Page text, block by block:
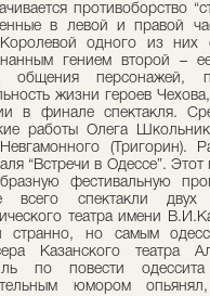
противоборство
в левой и правой
одного из них
гением второй –
общения персонажей,
жизни героев
в финале спектакля.
работы Олега
(Тригорин).
“Встречи в Одессе”.
фестивальную
всего спектакли двух
театра имени
странно, но самым
Казанского театра
по повести
юмором